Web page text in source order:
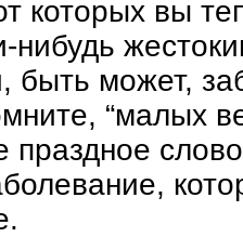
которых вы
нибудь
быть может,
“малых
праздное